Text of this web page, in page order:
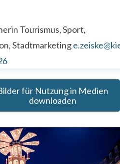
Tourismus, Sport,
Stadtmarketing
für Nutzung in Medien
downloaden